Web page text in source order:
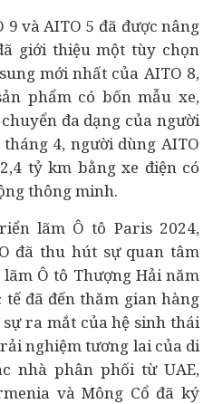
9 và AITO 5 đã được nâng
giới thiệu một tùy chọn
mới nhất của AITO 8,
phẩm có bốn mẫu xe,
đa dạng của người
4, người dùng AITO
tỷ km bằng xe điện có
thông minh.
lãm Ô tô Paris2024,
đã thu hút sự quan tâm
Ô tô Thượng Hải năm
tế đã đến thăm gian hàng
ra mắt của hệ sinh thái
nghiệm tương lai của di
nhà phân phối từ UAE,
và Mông Cổ đã ký